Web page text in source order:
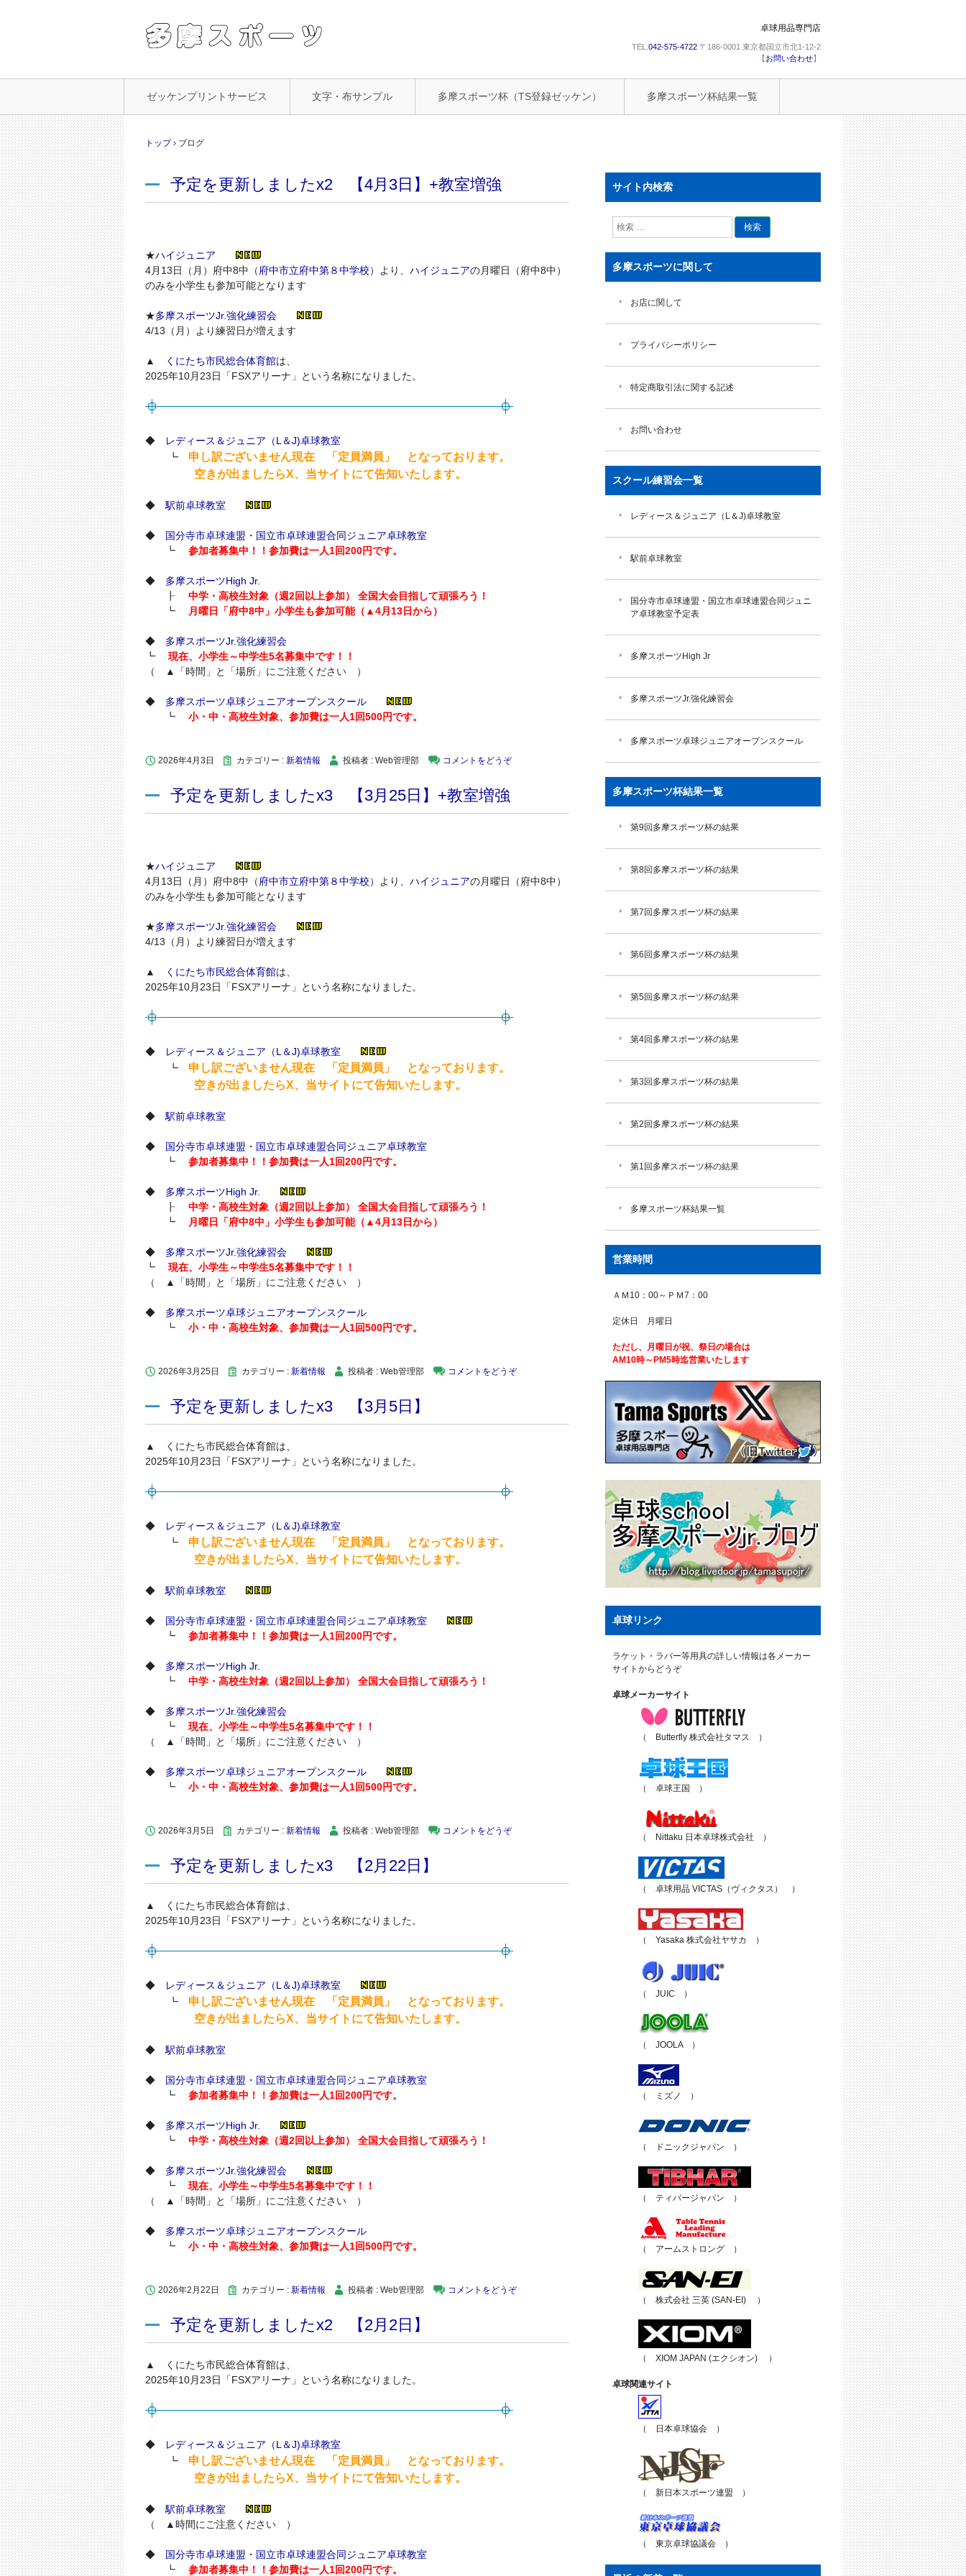
卓球用品専門店
TEL. 042-575-4722 〒186-0001 東京都国立市北1-12-2
【お問い合わせ】
テ
ン
ツ
へ
ス
キ
ッ
プ
ゼッケンプリントサービス 文字・布サンプル 多摩スポーツ杯（TS登録ゼッケン） 多摩スポーツ杯結果一覧
トップ › ブログ
予定を更新しましたx2 【4月3日】+教室増強
★ハイジュニア
4月13日（月）府中8中（府中市立府中第８中学校）より、 ハイジュニアの月曜日（府中8中）
のみを小学生も参加可能となります
★多摩スポーツJr.強化練習会
4/13（月）より練習日が増えます
▲ くにたち市民総合体育館は、
2025年10月23日「FSXアリーナ」という名称になりました。
◆
レディース＆ジュニア（L＆J)卓球教室
┗ 申し訳ございません現在 「定員満員」 となっております。
空きが出ましたらX、当サイトにて告知いたします。
◆ 駅前卓球教室
◆ 国分寺市卓球連盟・国立市卓球連盟合同ジュニア卓球教室
┗
参加者募集中！！参加費は一人1回200円です。
◆ 多摩スポーツHigh Jr.
┠ 中学・高校生対象（週2回以上参加） 全国大会目指して頑張ろう！
┗
月曜日「府中8中」小学生も参加可能（▲4月13日から）
◆ 多摩スポーツJr.強化練習会
┗ 現在、小学生～中学生5名募集中です！！
（ ▲「時間」と「場所」にご注意ください ）
◆ 多摩スポーツ卓球ジュニアオープンスクール
┗ 小・中・高校生対象、参加費は一人1回500円です。
2026年4月3日 カテゴリー : 新着情報 投稿者 : Web管理部 コメントをどうぞ
予定を更新しましたx3 【3月25日】+教室増強
★ハイジュニア
4月13日（月）府中8中（府中市立府中第８中学校）より、 ハイジュニアの月曜日（府中8中）
のみを小学生も参加可能となります
★多摩スポーツJr.強化練習会
4/13（月）より練習日が増えます
▲ くにたち市民総合体育館は、
2025年10月23日「FSXアリーナ」という名称になりました。
◆
レディース＆ジュニア（L＆J)卓球教室
┗ 申し訳ございません現在 「定員満員」 となっております。
空きが出ましたらX、当サイトにて告知いたします。
◆ 駅前卓球教室
◆ 国分寺市卓球連盟・国立市卓球連盟合同ジュニア卓球教室
┗
参加者募集中！！参加費は一人1回200円です。
◆ 多摩スポーツHigh Jr.
┠ 中学・高校生対象（週2回以上参加） 全国大会目指して頑張ろう！
┗
月曜日「府中8中」小学生も参加可能（▲4月13日から）
◆ 多摩スポーツJr.強化練習会
┗ 現在、小学生～中学生5名募集中です！！
（ ▲「時間」と「場所」にご注意ください ）
◆ 多摩スポーツ卓球ジュニアオープンスクール
┗ 小・中・高校生対象、参加費は一人1回500円です。
2026年3月25日 カテゴリー : 新着情報 投稿者 : Web管理部 コメントをどうぞ
予定を更新しましたx3 【3月5日】
▲ くにたち市民総合体育館は、
2025年10月23日「FSXアリーナ」という名称になりました。
◆
レディース＆ジュニア（L＆J)卓球教室
┗ 申し訳ございません現在 「定員満員」 となっております。
空きが出ましたらX、当サイトにて告知いたします。
◆ 駅前卓球教室
◆ 国分寺市卓球連盟・国立市卓球連盟合同ジュニア卓球教室
┗
参加者募集中！！参加費は一人1回200円です。
◆ 多摩スポーツHigh Jr.
┗ 中学・高校生対象（週2回以上参加） 全国大会目指して頑張ろう！
◆ 多摩スポーツJr.強化練習会
┗ 現在、小学生～中学生5名募集中です！！
（ ▲「時間」と「場所」にご注意ください ）
◆ 多摩スポーツ卓球ジュニアオープンスクール
┗ 小・中・高校生対象、参加費は一人1回500円です。
2026年3月5日 カテゴリー : 新着情報 投稿者 : Web管理部 コメントをどうぞ
予定を更新しましたx3 【2月22日】
▲ くにたち市民総合体育館は、
2025年10月23日「FSXアリーナ」という名称になりました。
◆
レディース＆ジュニア（L＆J)卓球教室
┗ 申し訳ございません現在 「定員満員」 となっております。
空きが出ましたらX、当サイトにて告知いたします。
◆ 駅前卓球教室
◆ 国分寺市卓球連盟・国立市卓球連盟合同ジュニア卓球教室
┗
参加者募集中！！参加費は一人1回200円です。
◆ 多摩スポーツHigh Jr.
┗ 中学・高校生対象（週2回以上参加） 全国大会目指して頑張ろう！
◆ 多摩スポーツJr.強化練習会
┗ 現在、小学生～中学生5名募集中です！！
（ ▲「時間」と「場所」にご注意ください ）
◆ 多摩スポーツ卓球ジュニアオープンスクール
┗ 小・中・高校生対象、参加費は一人1回500円です。
2026年2月22日 カテゴリー : 新着情報 投稿者 : Web管理部 コメントをどうぞ
予定を更新しましたx2 【2月2日】
▲ くにたち市民総合体育館は、
2025年10月23日「FSXアリーナ」という名称になりました。
◆
レディース＆ジュニア（L＆J)卓球教室
┗ 申し訳ございません現在 「定員満員」 となっております。
空きが出ましたらX、当サイトにて告知いたします。
◆ 駅前卓球教室
（ ▲時間にご注意ください ）
◆ 国分寺市卓球連盟・国立市卓球連盟合同ジュニア卓球教室
┗
参加者募集中！！参加費は一人1回200円です。
サイト内検索
検
索
多摩スポーツに関して
お店に関して
プライバシーポリシー
特定商取引法に関する記述
お問い合わせ
スクール練習会一覧
レディース＆ジュニア（L＆J)卓球教室
駅前卓球教室
国分寺市卓球連盟・国立市卓球連盟合同ジュニ
ア卓球教室予定表
多摩スポーツHigh Jr
多摩スポーツJr.強化練習会
多摩スポーツ卓球ジュニアオープンスクール
多摩スポーツ杯結果一覧
第9回多摩スポーツ杯の結果
第8回多摩スポーツ杯の結果
第7回多摩スポーツ杯の結果
第6回多摩スポーツ杯の結果
第5回多摩スポーツ杯の結果
第4回多摩スポーツ杯の結果
第3回多摩スポーツ杯の結果
第2回多摩スポーツ杯の結果
第1回多摩スポーツ杯の結果
多摩スポーツ杯結果一覧
営業時間
ＡＭ10：00～ＰＭ7：00
定休日 月曜日
ただし、月曜日が祝、祭日の場合は
AM10時～PM5時迄営業いたします
卓球リンク
ラケット・ラバー等用具の詳しい情報は各メーカー
サイトからどうぞ
卓球メーカーサイト
（ Butterfly 株式会社タマス ）
（ 卓球王国 ）
（ Nittaku 日本卓球株式会社 ）
（ 卓球用品 VICTAS（ヴィクタス） ）
（ Yasaka 株式会社ヤサカ ）
（ JUIC ）
（ JOOLA ）
（ ミズノ ）
（ ドニックジャパン ）
（ ティバージャパン ）
（ アームストロング ）
（ 株式会社 三英 (SAN-EI) ）
（ XIOM JAPAN (エクシオン) ）
卓球関連サイト
（ 日本卓球協会 ）
（ 新日本スポーツ連盟 ）
（ 東京卓球協議会 ）